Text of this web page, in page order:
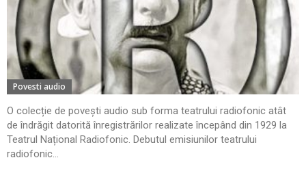
Povesti audio
O colecție de povești audio sub forma teatrului radiofonic atât
de îndrăgit datorită înregistrărilor realizate începând din 1929 la
Teatrul Național Radiofonic. Debutul emisiunilor teatrului
radiofonic...